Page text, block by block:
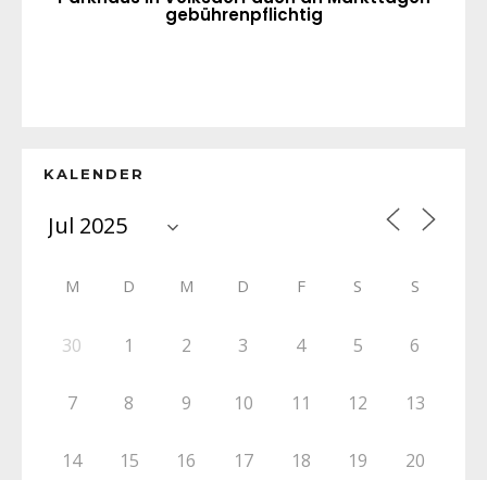
gebührenpflichtig
KALENDER
M D M D F S S
30 1 2 3 4 5 6
7 8 9 10 11 12 13
14 15 16 17 18 19 20